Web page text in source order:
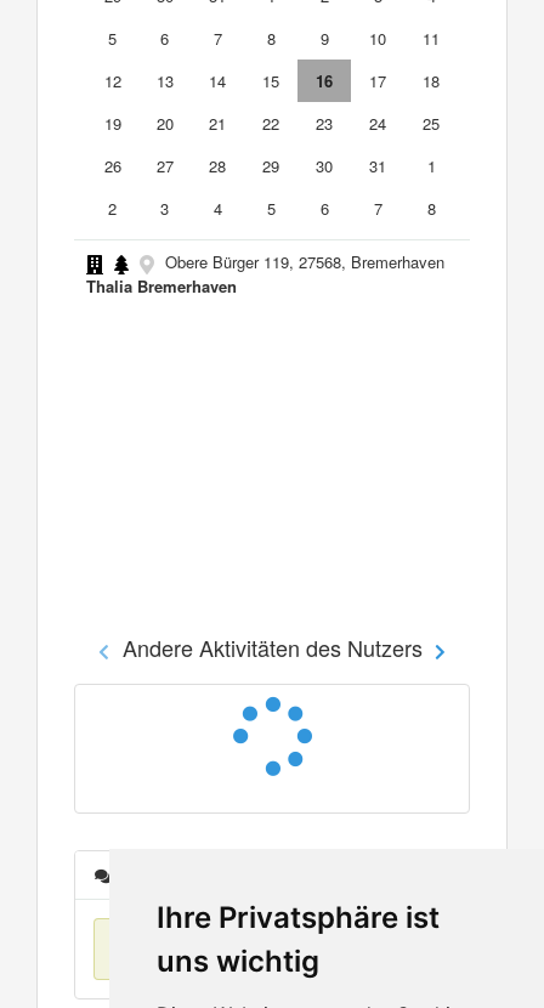
Ihre Privatsphäre ist
uns wichtig
5
6 7 8 9 10
11
12
13 14 15 16 17
18
19
20 21 22 23 24
25
26
27 28 29 30 31
1
2
3 4 5 6 7 8
Obere Bürger 119, 27568, Bremerhaven
Thalia Bremerhaven
Andere Aktivitäten des Nutzers
Keine Einträge